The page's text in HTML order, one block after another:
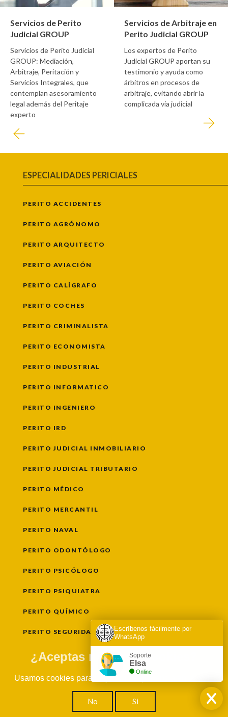
Servicios de Perito
Judicial GROUP
Servicios de Perito Judicial
GROUP: Mediación,
Arbitraje, Peritación y
Servicios Integrales, que
contemplan asesoramiento
legal además del Peritaje
experto
Servicios de Arbitraje en
Perito Judicial GROUP
Los expertos de Perito
Judicial GROUP aportan su
testimonio y ayuda como
árbitros en procesos de
arbitraje, evitando abrir la
complicada vía judicial
ESPECIALIDADES PERICIALES
PERITO ACCIDENTES
PERITO AGRÓNOMO
PERITO ARQUITECTO
PERITO AVIACIÓN
PERITO CALÍGRAFO
PERITO COCHES
PERITO CRIMINALISTA
PERITO ECONOMISTA
PERITO INDUSTRIAL
PERITO INFORMATICO
PERITO INGENIERO
PERITO IRD
PERITO JUDICIAL INMOBILIARIO
PERITO JUDICIAL TRIBUTARIO
PERITO MÉDICO
PERITO MERCANTIL
PERITO NAVAL
PERITO ODONTÓLOGO
PERITO PSICÓLOGO
PERITO PSIQUIATRA
PERITO QUÍMICO
PERITO SEGURIDAD
PERITO SEGUROS
PERITO TASADOR
PERITO TRANSPORTE
¿Aceptas nuestras Cookies?
Usamos cookies para mejorar tu experiencia en la web.
No Si
Escríbenos fácilmente por
WhatsApp
Soporte
Elsa
Online